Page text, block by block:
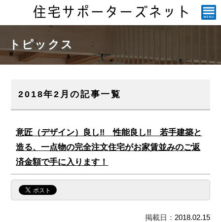
トピックス
2018年2月の記事一覧
意匠（デザイン）良し‼ 性能良し‼ 若手建築と
造る、一点物の完全注文住宅がお家賃並みのご返
済金額で手に入ります！
掲載日： 2018.02.15